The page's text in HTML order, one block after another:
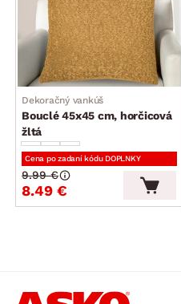
Dekoračný vankúš
Bouclé 45x45 cm, horčicová
žltá
Cena po zadaní kódu DOPLNKY
8.49 €
9.99 €